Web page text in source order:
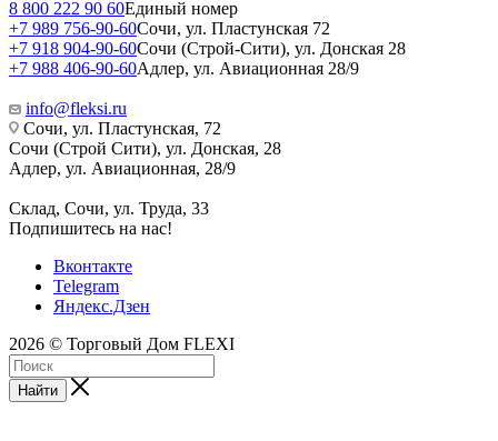
8 800 222 90 60Единый номер
+7 989 756-90-60Сочи, ул. Пластунская 72
+7 918 904-90-60Сочи (Строй-Сити), ул. Донская 28
+7 988 406-90-60Адлер, ул. Авиационная 28/9
info@fleksi.ru
Сочи, ул. Пластунская, 72
Сочи (Строй Сити), ул. Донская, 28
Адлер, ул. Авиационная, 28/9
Склад, Сочи, ул. Труда, 33
Подпишитесь на нас!
Вконтакте
Telegram
Яндекс.Дзен
2026 © Торговый Дом FLEXI
Найти